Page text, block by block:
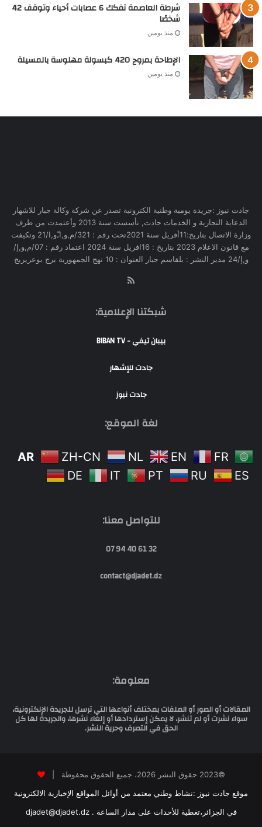
شرطة العاصمة تفكك 6 عصابات أحياء وتوقف 42
شخصًا
منذ يومين
الإطاحة بمروج 420 كبسولة مهلوسة بالمسيلة
منذ يومين
جادت نيوز :جريدة يومية وطنية الكترونية تصدر عن شركة وكالة جبار للاشهار
الدعاية التجارية و الخدمات جادت, تأسست سنة 2013 وأعتمدت من طرف
وزارة الاتصال بتاريخ:11أفريل سنة 2021تحت رقم : 321/م,و,ا,ّو,ا/21 وتكيفت
مع قانون الاعلام 2023 بتاريخ : 16افريل سنة 2024 اعتماد رقم : 07/م,و,إ/
و,إ/24 مدير النشر : بلقاسم جبار العنوان : 10 نهج الجمهورية برج بوعريريج
شبكتنا الإعلامية:
بيبان تيفي - BIBAN TV
جادت للإشهار
جادت نيوز
لغة الموقع:
AR ZH-CN NL EN
FR
DE
IT PT RU ES
للتواصل معنا:
32 61 40 94 07
contact@djadet.dz
معلومة:
المقالات أو الصور أو الملفات بمختلف أنواعها التي ترسل للجريدة الإلكترونية،
سواء نشرت أو لم تنشر، لا يمكن إستردادها أو إلغاء نشرها، والجريدة لها كل
الحق في التصرف وحرية النشر.
©2023 حقوق النشر 2026، جميع الحقوق محفوظة |
موقع جادت نيوز :نشاط وطني معتمد من أوائل المواقع الإخبارية الالكترونية
في الجزائر،تغطية للأحداث على مدار الساعة . djadet@djadet.dz